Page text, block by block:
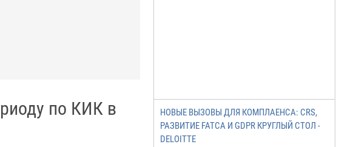
по КИК в
НОВЫЕ ВЫЗОВЫ ДЛЯ КОМПЛАЕНСА: CRS,
РАЗВИТИЕ FATCA И GDPR КРУГЛЫЙ СТОЛ -
DELOITTE